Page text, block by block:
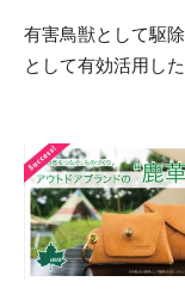
有害鳥獣として駆
として有効活用し